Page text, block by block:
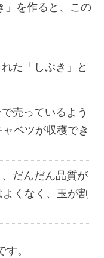
」を作ると、この
た「しぶき」と
売っているよう
ベツが収穫でき
だんだん品質が
くなく、玉が割
。